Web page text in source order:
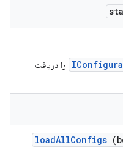
را دریافت
loadAllConfigs